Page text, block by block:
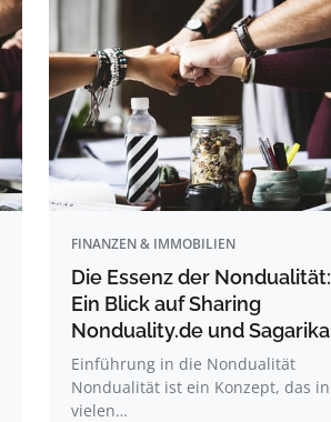
FINANZEN & IMMOBILIEN
Die Essenz der Nondualität:
Ein Blick auf Sharing
Nonduality.de und Sagarika
Einführung in die Nondualität
Nondualität ist ein Konzept, das in
vielen…